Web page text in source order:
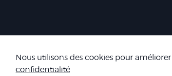
Nous utilisons des cookies pour
confidentialité